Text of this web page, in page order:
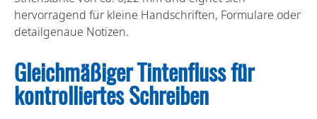
hervorragend für kleine Handschriften, Formulare oder
detailgenaue Notizen.
Gleichmäßiger Tintenfluss für
kontrolliertes Schreiben